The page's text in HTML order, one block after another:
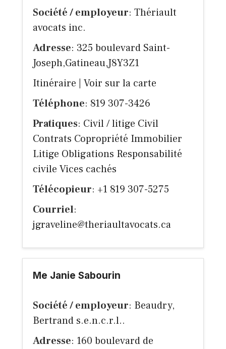
Société / employeur: Thériault
avocats inc.
Adresse: 325 boulevard Saint-
Joseph,Gatineau,J8Y3Z1
Itinéraire
Voir sur la carte
Téléphone: 819 307-3426
Pratiques: Civil / litige Civil
Contrats Copropriété Immobilier
Litige Obligations Responsabilité
civile Vices cachés
Télécopieur: +1 819 307-5275
Courriel:
jgraveline@theriaultavocats.ca
Me Janie Sabourin
Société / employeur: Beaudry,
Bertrand s.e.n.c.r.l..
Adresse: 160 boulevard de